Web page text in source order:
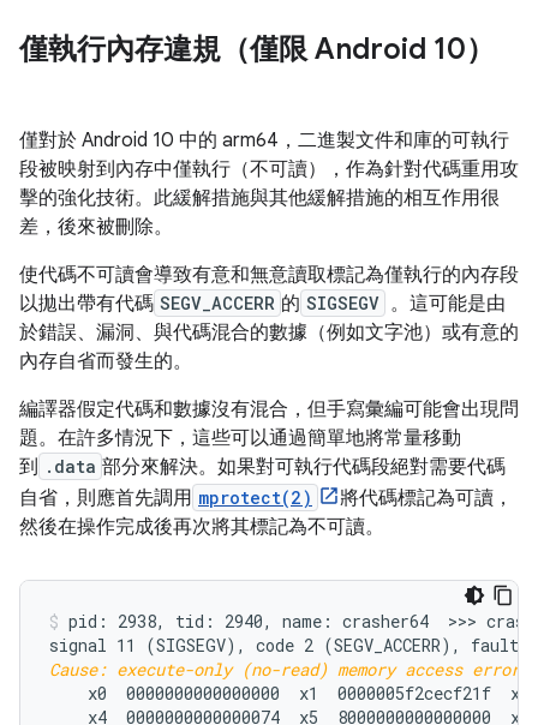
僅執行內存違規（僅限 Android 10）
僅對於 Android 10 中的 arm64，二進製文件和庫的可執行
段被映射到內存中僅執行（不可讀），作為針對代碼重用攻
擊的強化技術。此緩解措施與其他緩解措施的相互作用很
差，後來被刪除。
使代碼不可讀會導致有意和無意讀取標記為僅執行的內存段
以拋出帶有代碼 SEGV_ACCERR 的 SIGSEGV 。這可能是由
於錯誤、漏洞、與代碼混合的數據（例如文字池）或有意的
內存自省而發生的。
編譯器假定代碼和數據沒有混合，但手寫彙編可能會出現問
題。在許多情況下，這些可以通過簡單地將常量移動
到 .data 部分來解決。如果對可執行代碼段絕對需要代碼
自省，則應首先調用 mprotect(2)
將代碼標記為可讀，
然後在操作完成後再次將其標記為不可讀。
pid: 2938, tid: 2940, name: crasher64  >>>
Cause: execute-only (no-read) memory access
x0  0000000000000000  x1  0000005f2cecf21f
x4  0000000000000074  x5  8000000000000000